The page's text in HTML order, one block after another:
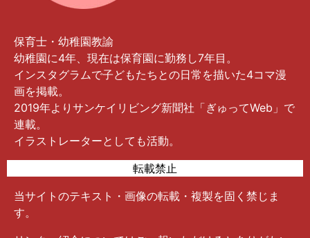
保育士・幼稚園教諭
幼稚園に4年、現在は保育園に勤務し7年目。
インスタグラムで子どもたちとの日常を描いた4コマ漫
画を掲載。
2019年よりサンケイリビング新聞社「ぎゅってWeb」で
連載。
イラストレーターとしても活動。
転載禁止
当サイトのテキスト・画像の転載・複製を固く禁じま
す。